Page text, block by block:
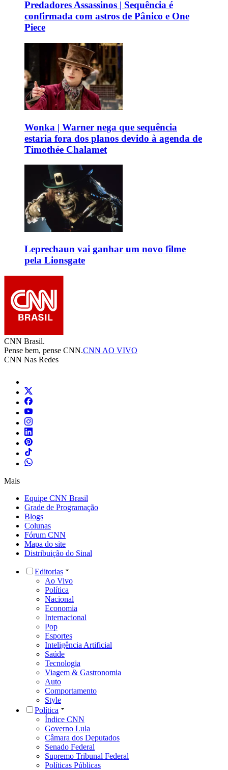
Predadores Assassinos | Sequência é
confirmada com astros de Pânico e One
Piece
Wonka | Warner nega que sequência
estaria fora dos planos devido à agenda de
Timothée Chalamet
Leprechaun vai ganhar um novo filme
pela Lionsgate
CNN Brasil.
Pense bem, pense CNN.CNN AO VIVO
CNN Nas Redes
Mais
Equipe CNN Brasil
Grade de Programação
Blogs
Colunas
Fórum CNN
Mapa do site
Distribuição do Sinal
Editorias
Ao Vivo
Política
Nacional
Economia
Internacional
Pop
Esportes
Inteligência Artificial
Saúde
Tecnologia
Viagem & Gastronomia
Auto
Comportamento
Style
Política
Índice CNN
Governo Lula
Câmara dos Deputados
Senado Federal
Supremo Tribunal Federal
Políticas Públicas